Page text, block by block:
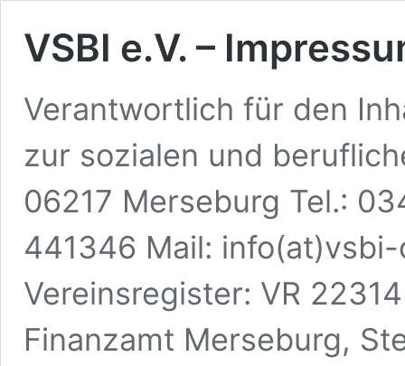
VSBI e.V. –
Verantwortlich für den
zur sozialen und
06217 Merseburg Tel.:
441346 Mail:
Vereinsregister: VR
Finanzamt Merseburg,